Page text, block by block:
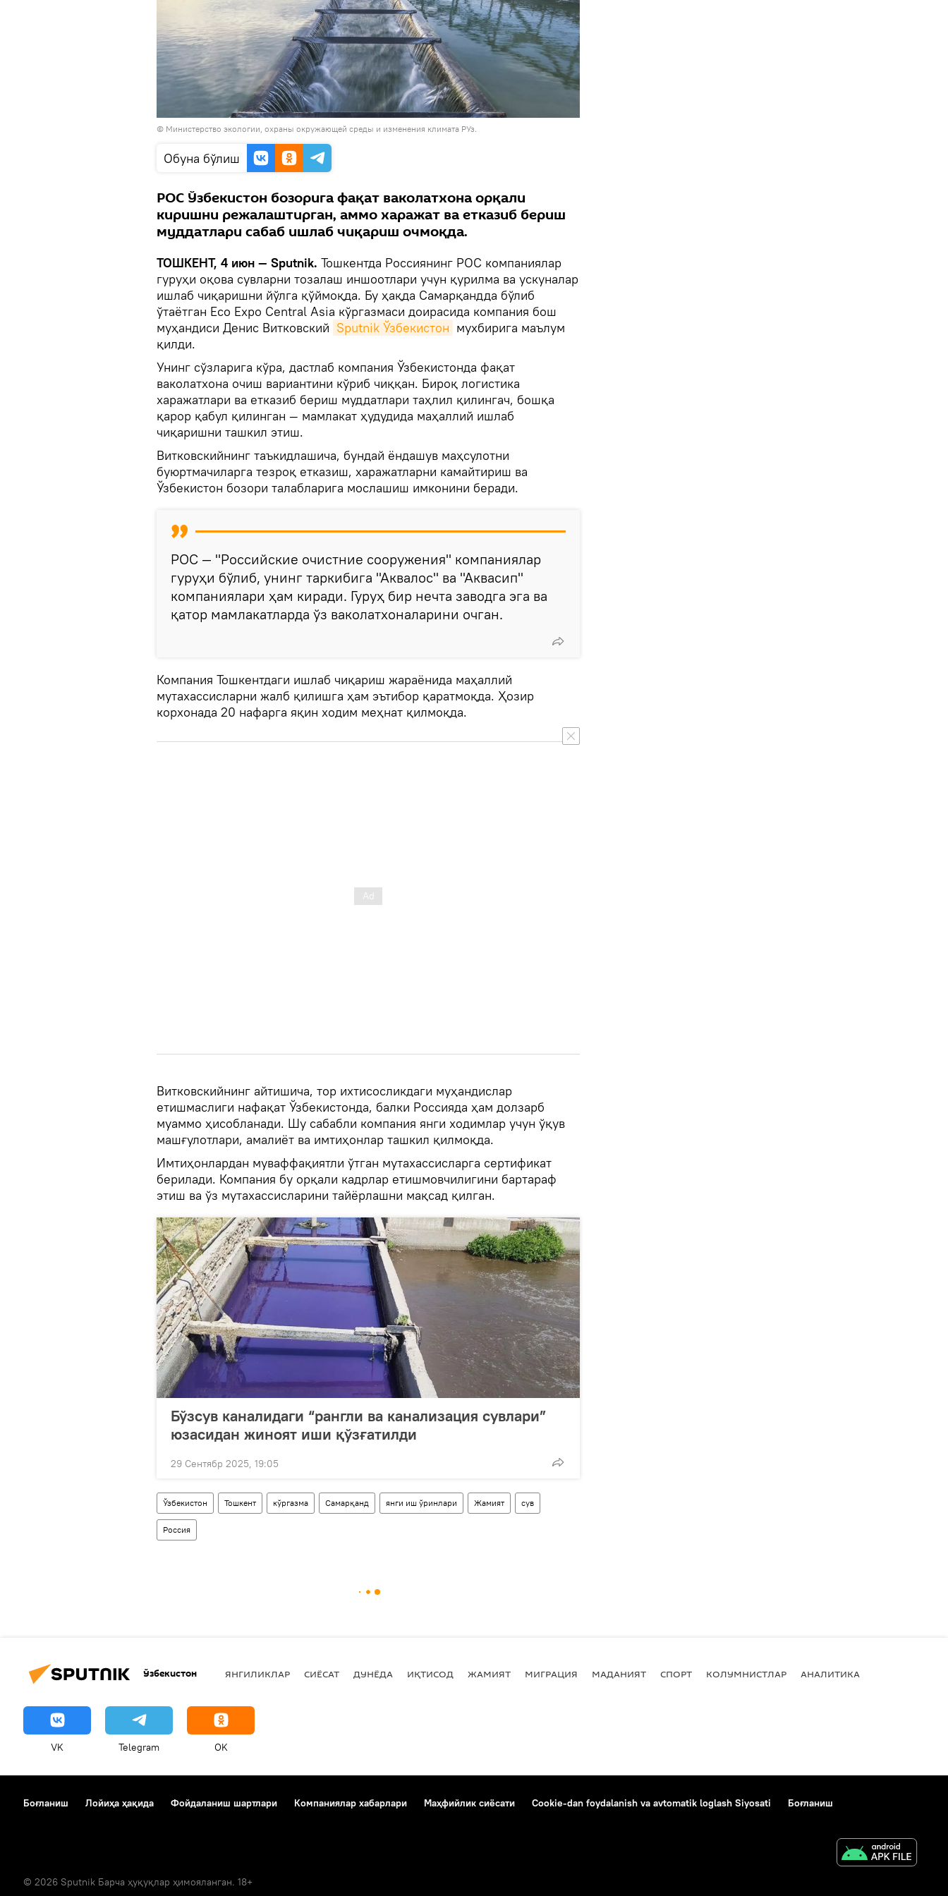
© Министерство экологии, охраны окружающей среды и изменения климата РУз.
Oбуна бўлиш
РОС Ўзбекистон бозорига фақат ваколатхона орқали
киришни режалаштирган, аммо харажат ва етказиб бериш
муддатлари сабаб ишлаб чиқариш очмоқда.
ТОШКЕНТ, 4 июн — Sputnik. Тошкентда Россиянинг РОС компаниялар
гуруҳи оқова сувларни тозалаш иншоотлари учун қурилма ва ускуналар
ишлаб чиқаришни йўлга қўймоқда. Бу ҳақда Самарқандда бўлиб
ўтаётган Eco Expo Central Asia кўргазмаси доирасида компания бош
муҳандиси Денис Витковский Sputnik Ўзбекистон мухбирига маълум
қилди.
Унинг сўзларига кўра, дастлаб компания Ўзбекистонда фақат
ваколатхона очиш вариантини кўриб чиққан. Бироқ логистика
харажатлари ва етказиб бериш муддатлари таҳлил қилингач, бошқа
қарор қабул қилинган — мамлакат ҳудудида маҳаллий ишлаб
чиқаришни ташкил этиш.
Витковскийнинг таъкидлашича, бундай ёндашув маҳсулотни
буюртмачиларга тезроқ етказиш, харажатларни камайтириш ва
Ўзбекистон бозори талабларига мослашиш имконини беради.
РОС — "Российские очистние сооружения" компаниялар
гуруҳи бўлиб, унинг таркибига "Аквалос" ва "Аквасип"
компаниялари ҳам киради. Гуруҳ бир нечта заводга эга ва
қатор мамлакатларда ўз ваколатхоналарини очган.
Компания Тошкентдаги ишлаб чиқариш жараёнида маҳаллий
мутахассисларни жалб қилишга ҳам эътибор қаратмоқда. Ҳозир
корхонада 20 нафарга яқин ходим меҳнат қилмоқда.
Витковскийнинг айтишича, тор ихтисосликдаги муҳандислар
етишмаслиги нафақат Ўзбекистонда, балки Россияда ҳам долзарб
муаммо ҳисобланади. Шу сабабли компания янги ходимлар учун ўқув
машғулотлари, амалиёт ва имтиҳонлар ташкил қилмоқда.
Имтиҳонлардан муваффақиятли ўтган мутахассисларга сертификат
берилади. Компания бу орқали кадрлар етишмовчилигини бартараф
этиш ва ўз мутахассисларини тайёрлашни мақсад қилган.
Бўзсув каналидаги “рангли ва канализация сувлари”
юзасидан жиноят иши қўзғатилди
29 Сентябр 2025, 19:05
Ўзбекистон Тошкент кўргазма Самарқанд янги иш ўринлари Жамият сув
Россия
Ўзбекистон ЯНГИЛИКЛАР СИЁСАТ ДУНЁДА ИҚТИСОД ЖАМИЯТ МИГРАЦИЯ МАДАНИЯТ СПОРТ КОЛУМНИСТЛАР АНАЛИТИКА
VK Telegram OK
Боғланиш Лойиҳа ҳақида Фойдаланиш шартлари Компаниялар хабарлари Маҳфийлик сиёсати Cookie-dan foydalanish va avtomatik loglash Siyosati Боғланиш
© 2026 Sputnik Барча ҳуқуқлар ҳимояланган. 18+